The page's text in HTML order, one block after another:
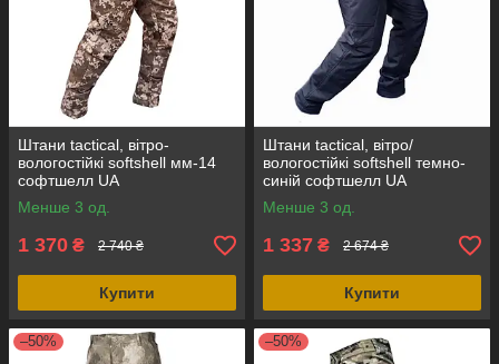
Штани tactical, вітро-
вологостійкі softshell мм-14
софтшелл UA
Менше 3 од.
1 370 ₴ 2 740 ₴
Купити
Штани tactical, вітро/
вологостійкі softshell темно-
синій софтшелл UA
Менше 3 од.
1 337 ₴ 2 674 ₴
Купити
–50% –50%